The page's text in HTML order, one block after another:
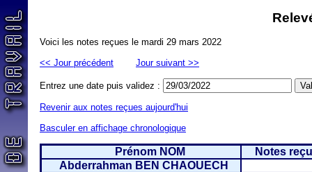
Voici les notes reçues le mardi 29 mars 2022
<< Jour précédent
Jour suivant >>
Entrez une date puis validez :
Revenir aux notes reçues aujourd'hui
Basculer en affichage chronologique
Prénom NOM
Notes
Abderrahman BEN CHAOUECH